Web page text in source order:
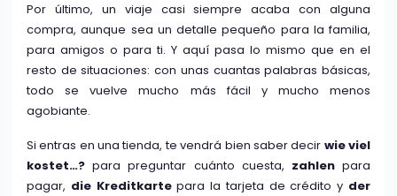
Por último, un viaje casi siempre acaba con alguna
compra, aunque sea un detalle pequeño para la familia,
para amigos o para ti. Y aquí pasa lo mismo que en el
resto de situaciones: con unas cuantas palabras básicas,
todo se vuelve mucho más fácil y mucho menos
agobiante.
Si entras en una tienda, te vendrá bien saber decir wie viel
kostet…? para preguntar cuánto cuesta, zahlenpara
pagar, die Kreditkartepara la tarjeta de crédito y der